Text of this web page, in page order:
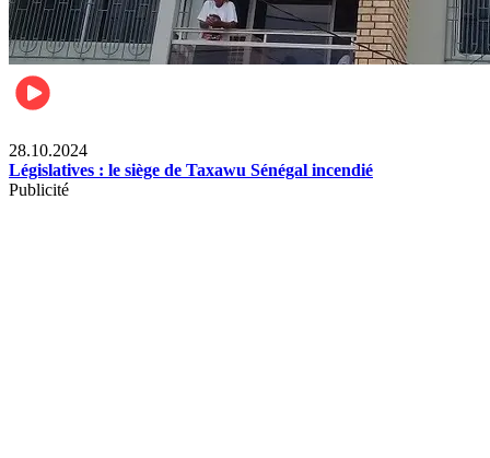
28.10.2024
Législatives : le siège de Taxawu Sénégal incendié
Publicité